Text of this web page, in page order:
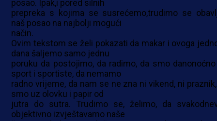
posao. Ipak,i pored silnih
prepreka s kojima se susrećemo,trudimo se
naš posao na najbolji mogući
način.
Ovim tekstom se želi pokazati da makar i ovoga
dana šaljemo samo jednu
poruku da postojimo, da radimo, da smo
sport i sportiste, da nemamo
radno vrijeme, da nam se ne zna ni vikend, ni
smo uz olovku i papir od
jutra do sutra. Trudimo se, želimo, da
objektivno izvještavamo naše